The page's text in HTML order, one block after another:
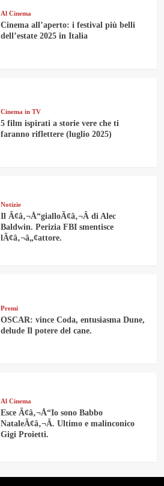
Al Cinema
Cinema all’aperto: i festival più belli
dell’estate 2025 in Italia
Cinema in TV
5 film ispirati a storie vere che ti
faranno riflettere (luglio 2025)
Notizie
Il Ã¢â‚¬Å“gialloÃ¢â‚¬Â di Alec
Baldwin. Perizia FBI smentisce
lÃ¢â‚¬â„¢attore.
Premi
OSCAR: vince Coda, entusiasma Dune,
delude Il potere del cane.
Al Cinema
Esce Ã¢â‚¬Å“Io sono Babbo
NataleÃ¢â‚¬Â. Ultimo e malinconico
Gigi Proietti.